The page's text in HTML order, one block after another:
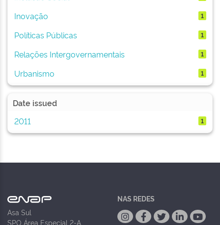
Inovação 1
Políticas Públicas 1
Relações Intergovernamentais 1
Urbanismo 1
Date issued
2011
1
Asa Sul
SPO Área Especial 2-A
NAS REDES